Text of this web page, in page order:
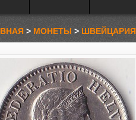
> МОНЕТЫ > ШВЕЙЦАРИЯ